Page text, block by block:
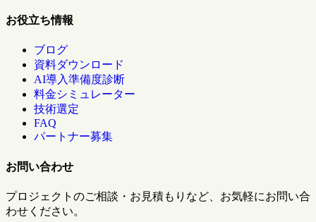
お役立ち情報
ブログ
資料ダウンロード
AI導入準備度診断
料金シミュレーター
技術選定
FAQ
パートナー募集
お問い合わせ
プロジェクトのご相談・お見積もりなど、お気軽にお問い合
わせください。